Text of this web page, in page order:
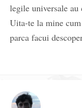
legile universale au
Uita-te la mine
parca facui